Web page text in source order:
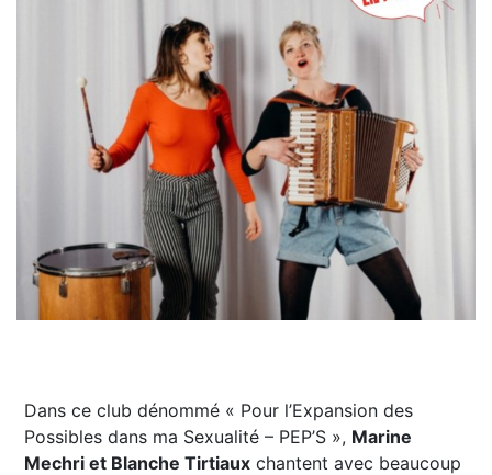
Dans ce club dénommé « Pour l’Expansion des
Possibles dans ma Sexualité – PEP’S », Marine
Mechri et Blanche Tirtiaux chantent avec beaucoup